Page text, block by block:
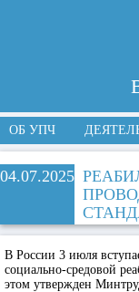
ОБ УПЧ
04.07.2025
В России 3 июля
социально-средовой
этом утвержден